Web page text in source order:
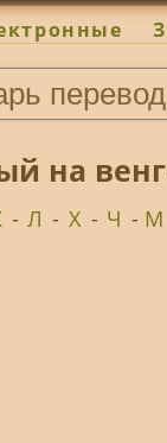
на
- Л - Х - Ч - М